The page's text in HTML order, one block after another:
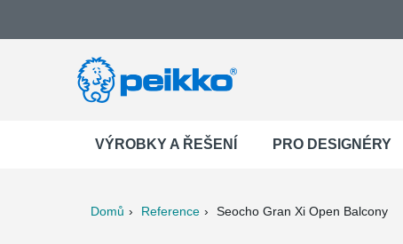
VÝROBKY A ŘEŠENÍ PRO DESIGNÉRY
Domů Reference Seocho Gran Xi Open Balcony